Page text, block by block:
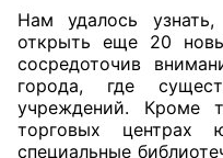
Нам удалось
открыть еще 20
сосредоточив
города, где
учреждений. Кроме
торговых центрах
специальные